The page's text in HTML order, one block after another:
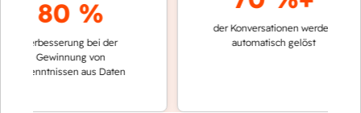
80 %
bei der
Gewinnung von
aus Daten
der Konversationen werden
automatisch gelöst